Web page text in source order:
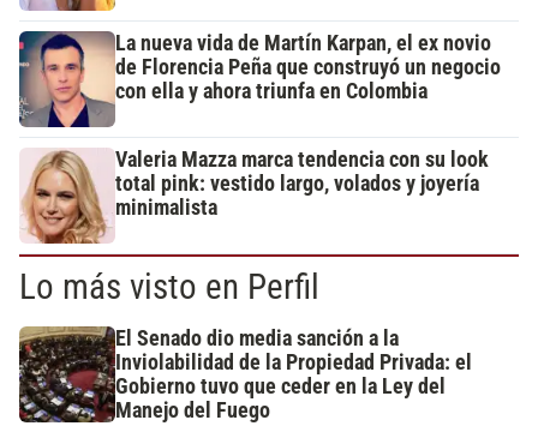
La nueva vida de Martín Karpan, el ex novio
de Florencia Peña que construyó un negocio
con ella y ahora triunfa en Colombia
Valeria Mazza marca tendencia con su look
total pink: vestido largo, volados y joyería
minimalista
Lo más visto en Perfil
El Senado dio media sanción a la
Inviolabilidad de la Propiedad Privada: el
Gobierno tuvo que ceder en la Ley del
Manejo del Fuego